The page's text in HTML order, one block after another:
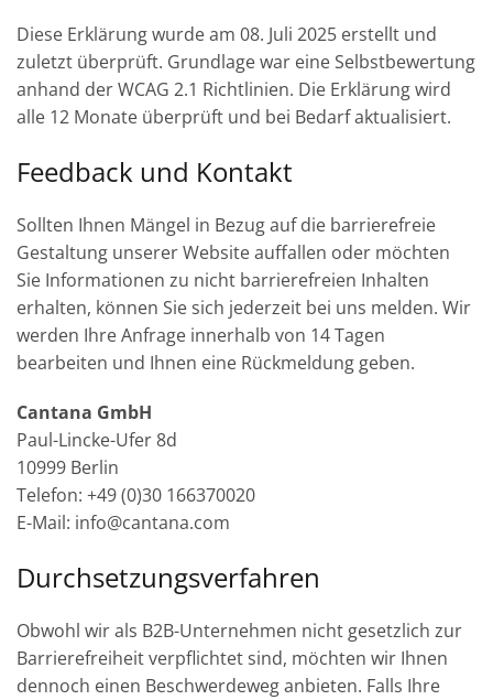
Diese Erklärung wurde am 08. Juli 2025 erstellt und
zuletzt überprüft. Grundlage war eine Selbstbewertung
anhand der WCAG 2.1 Richtlinien. Die Erklärung wird
alle 12 Monate überprüft und bei Bedarf aktualisiert.
Feedback und Kontakt
Sollten Ihnen Mängel in Bezug auf die barrierefreie
Gestaltung unserer Website auffallen oder möchten
Sie Informationen zu nicht barrierefreien Inhalten
erhalten, können Sie sich jederzeit bei uns melden. Wir
werden Ihre Anfrage innerhalb von 14 Tagen
bearbeiten und Ihnen eine Rückmeldung geben.
Cantana GmbH
Paul-Lincke-Ufer 8d
10999 Berlin
Telefon: +49 (0)30 166370020
E-Mail: info@cantana.com
Durchsetzungsverfahren
Obwohl wir als B2B-Unternehmen nicht gesetzlich zur
Barrierefreiheit verpflichtet sind, möchten wir Ihnen
dennoch einen Beschwerdeweg anbieten. Falls Ihre